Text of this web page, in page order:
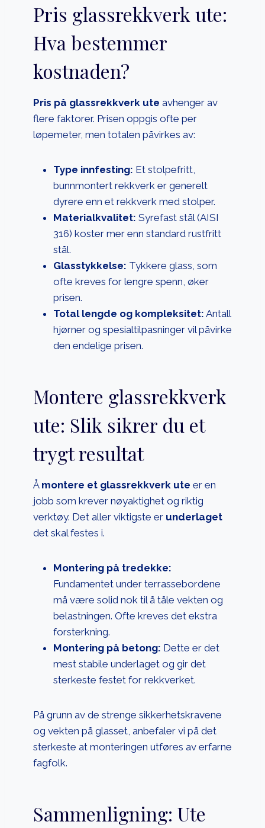
Pris glassrekkverk ute:
Hva bestemmer
kostnaden?
Pris på glassrekkverk ute avhenger av
flere faktorer. Prisen oppgis ofte per
løpemeter, men totalen påvirkes av:
Type innfesting: Et stolpefritt,
bunnmontert rekkverk er generelt
dyrere enn et rekkverk med stolper.
Materialkvalitet: Syrefast stål (AISI
316) koster mer enn standard rustfritt
stål.
Glasstykkelse: Tykkere glass, som
ofte kreves for lengre spenn, øker
prisen.
Total lengde og kompleksitet: Antall
hjørner og spesialtilpasninger vil påvirke
den endelige prisen.
Montere glassrekkverk
ute: Slik sikrer du et
trygt resultat
Å montere et glassrekkverk ute er en
jobb som krever nøyaktighet og riktig
verktøy. Det aller viktigste er underlaget
det skal festes i.
Montering på tredekke:
Fundamentet under terrassebordene
må være solid nok til å tåle vekten og
belastningen. Ofte kreves det ekstra
forsterkning.
Montering på betong: Dette er det
mest stabile underlaget og gir det
sterkeste festet for rekkverket.
På grunn av de strenge sikkerhetskravene
og vekten på glasset, anbefaler vi på det
sterkeste at monteringen utføres av erfarne
fagfolk.
Sammenligning: Ute